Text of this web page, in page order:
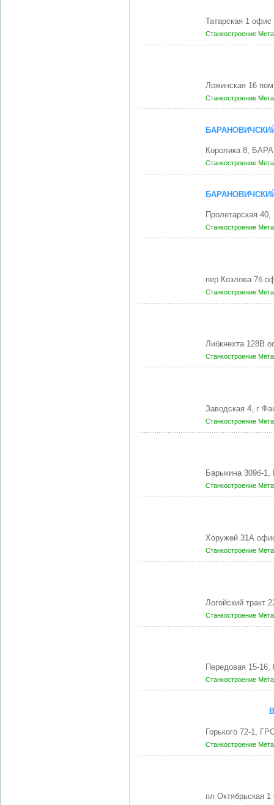
Татарская 1
Станкостроение
Ложинская 16
Станкостроение
Королика 8,
Станкостроение
Пролетарская
Станкостроение
пер Козлова 7б
Станкостроение
Либкнехта 128В
Станкостроение
Заводская 4, г
Станкостроение
Барыкина 309б-
Станкостроение
Хоружей 31А
Станкостроение
Логойский
Станкостроение
Передовая 15-
Станкостроение
Горького 72-1,
Станкостроение
пл Октябрьская